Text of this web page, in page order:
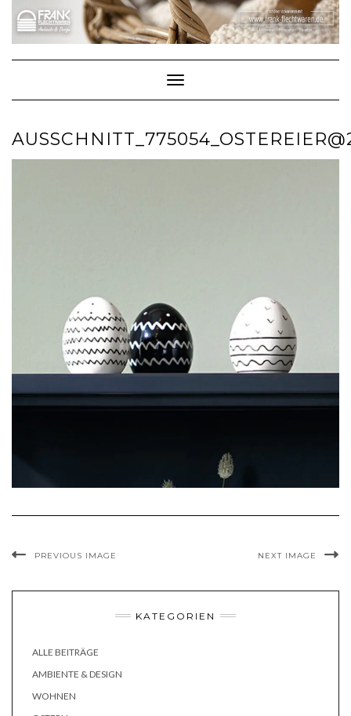
content
Toggle Navigation
PREVIOUS IMAGE NEXT IMAGE
KATEGORIEN
ALLE BEITRÄGE
AMBIENTE & DESIGN
WOHNEN